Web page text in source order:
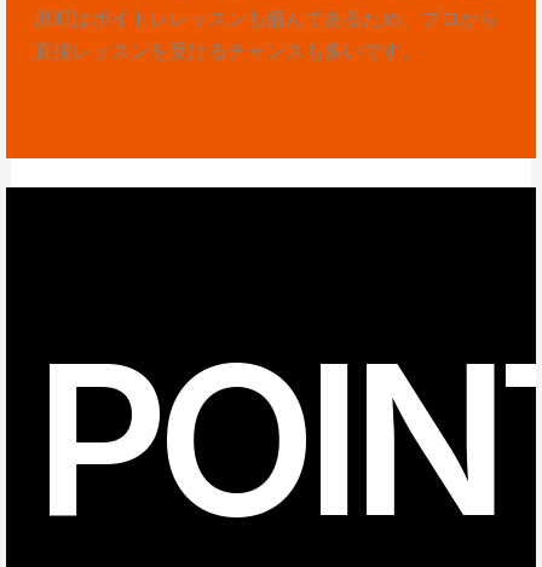
原町はボイトレレッスンも盛んであるため、プロから
直接レッスンを受けるチャンスも多いです。